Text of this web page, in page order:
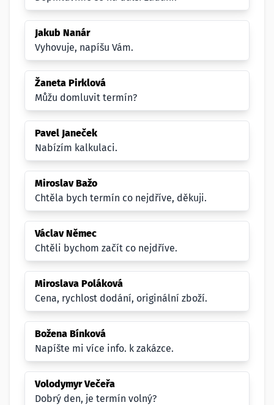
Jakub Nanár
Vyhovuje, napíšu Vám.
Žaneta Pirklová
Můžu domluvit termín?
Pavel Janeček
Nabízím kalkulaci.
Miroslav Bažo
Chtěla bych termín co nejdříve, děkuji.
Václav Němec
Chtěli bychom začít co nejdříve.
Miroslava Poláková
Cena, rychlost dodání, originální zboží.
Božena Bínková
Napíšte mi více info. k zakázce.
Volodymyr Večeřa
Dobrý den, je termín volný?